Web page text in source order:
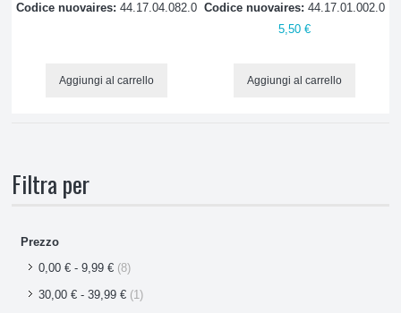
Codice nuovaires: 44.17.04.082.0
Aggiungi al carrello
Codice nuovaires:44.17.01.002.0
5,50 €
Aggiungi al carrello
Filtra per
Prezzo
0,00 € -9,99 € (8)
30,00 € -39,99 € (1)